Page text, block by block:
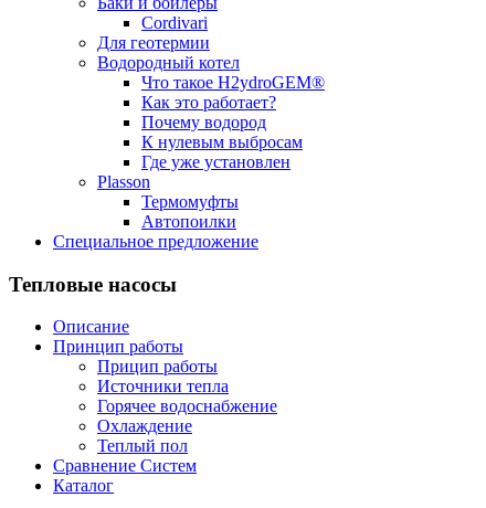
Cordivari
Для геотермии
Водородный котел
Что такое H2ydroGEM®
Как это работает?
Почему водород
К нулевым выбросам
Где уже установлен
Plasson
Термомуфты
Автопоилки
Специальное предложение
Тепловые насосы
Описание
Принцип работы
Прицип работы
Источники тепла
Горячее водоснабжение
Охлаждение
Теплый пол
Сравнение Систем
Каталог